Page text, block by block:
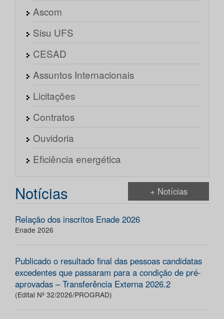
Ascom
Sisu UFS
CESAD
Assuntos Internacionais
Licitações
Contratos
Ouvidoria
Eficiência energética
Notícias + Notícias
Relação dos inscritos Enade 2026
Enade 2026
Publicado o resultado final das pessoas candidatas
excedentes que passaram para a condição de pré-
aprovadas – Transferência Externa 2026.2
(Edital Nº 32/2026/PROGRAD)